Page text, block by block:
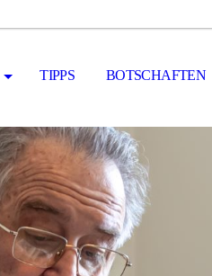
TIPPS BOTSCHAFTEN